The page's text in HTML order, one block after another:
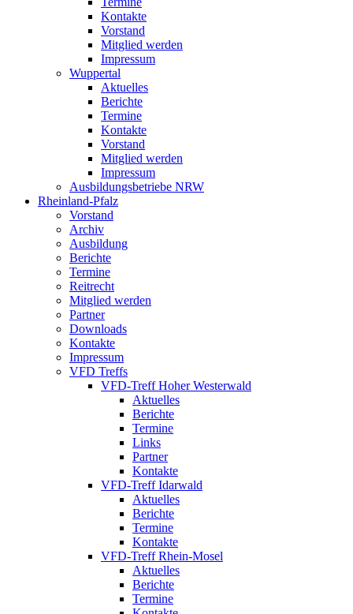
Kontakte
Vorstand
Mitglied werden
Impressum
Wuppertal
Aktuelles
Berichte
Termine
Kontakte
Vorstand
Mitglied werden
Impressum
Ausbildungsbetriebe NRW
Rheinland-Pfalz
Vorstand
Archiv
Ausbildung
Berichte
Termine
Reitrecht
Mitglied werden
Partner
Downloads
Kontakte
Impressum
VFD Treffs
VFD-Treff Hoher Westerwald
Aktuelles
Berichte
Termine
Links
Partner
Kontakte
VFD-Treff Idarwald
Aktuelles
Berichte
Termine
Kontakte
VFD-Treff Rhein-Mosel
Aktuelles
Berichte
Termine